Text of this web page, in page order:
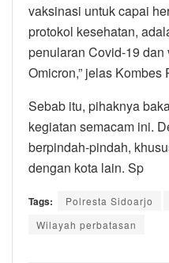
vaksinasi untuk capai
protokol kesehatan,
penularan Covid-19
Omicron,” jelas
Sebab itu, pihaknya
kegiatan semacam ini.
berpindah-pindah,
dengan kota lain. Sp
Tags: Polresta Sidoarjo
Wilayah perbatasan